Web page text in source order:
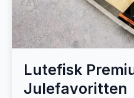
Lutefisk
Julefavoritten